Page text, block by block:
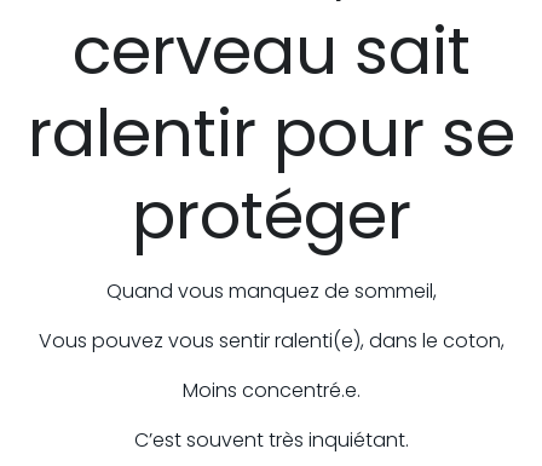
cerveau sait
ralentir pour se
protéger
Quand vous manquez de sommeil,
Vous pouvez vous sentir ralenti(e), dans le coton,
Moins concentré.e.
C’est souvent très inquiétant.